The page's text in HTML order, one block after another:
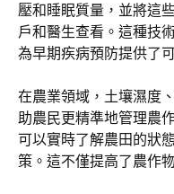
壓和睡眠質量，並將這
戶和醫生查看。這種技
為早期疾病預防提供了
在農業領域，土壤濕度
助農民更精準地管理農
可以實時了解農田的狀
策。這不僅提高了農作